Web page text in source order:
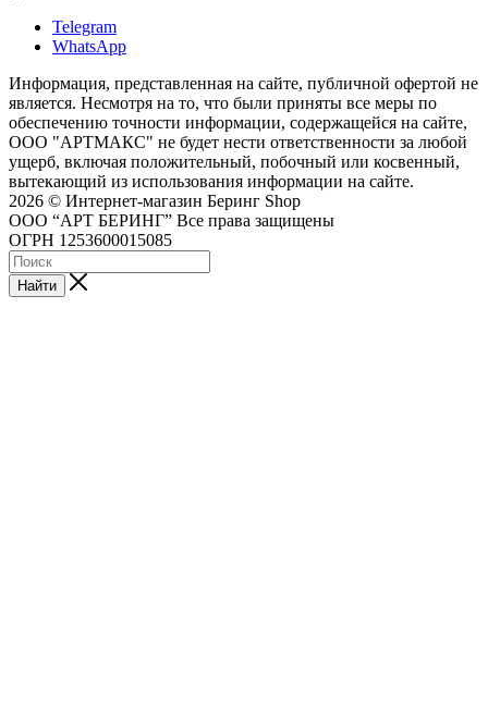
Telegram
WhatsApp
Информация, представленная на сайте, публичной офертой не
является. Несмотря на то, что были приняты все меры по
обеспечению точности информации, содержащейся на сайте,
ООО "АРТМАКС" не будет нести ответственности за любой
ущерб, включая положительный, побочный или косвенный,
вытекающий из использования информации на сайте.
2026 © Интернет-магазин Беринг Shop
ООО “АРТ БЕРИНГ” Все права защищены
ОГРН 1253600015085
Найти